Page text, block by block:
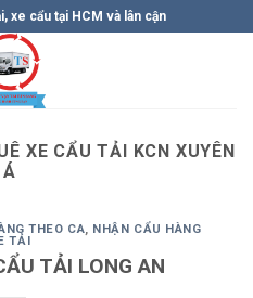
xe cẩu tại HCM và lân cận
XE CẨU TẢI KCN XUYÊN
Á
THEO CA, NHẬN CẨU HÀNG
TẢI
TẢI LONG AN